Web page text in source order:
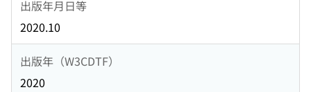
出版年月日等
2020.10
出版年（W3CDTF）
2020